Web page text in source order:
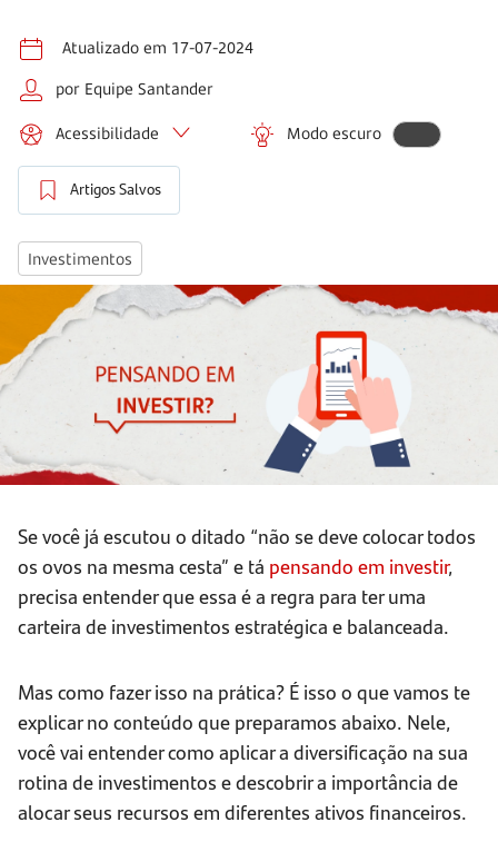
Atualizado em 17-07-2024
por Equipe Santander
Acessibilidade Modo escuro
Artigos Salvos
Investimentos
Se você já escutou o ditado “não se deve colocar todos
os ovos na mesma cesta” e tá pensando em investir,
precisa entender que essa é a regra para ter uma
carteira de investimentos estratégica e balanceada.
Mas como fazer isso na prática? É isso o que vamos te
explicar no conteúdo que preparamos abaixo. Nele,
você vai entender como aplicar a diversificação na sua
rotina de investimentos e descobrir a importância de
alocar seus recursos em diferentes ativos financeiros.